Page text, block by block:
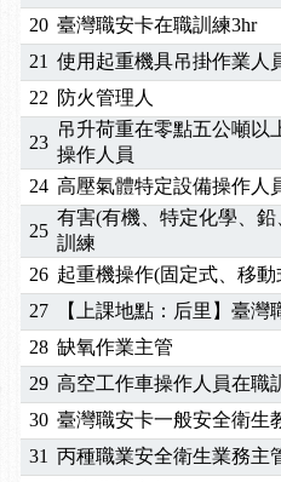
2026/07/15【免費研習】115
2026/07/08【中心公告】因應
2026/05/06【產業人才投資】
2026/04/24【製程安全評估人
2025/11/11 【中心公告】颱風
2025/11/10【中心公告】因應
2025/10/30【進修課程】
2025/08/20【進修課程】SDS
2025/08/12【中心公告】因應
2025/07/06【中心公告】颱風
2025/06/06【進修課程】～～
2025/05/29【進修課程】前導
2025/04/28【進修課程】要怎
2025/01/21「高壓氣體製造安
訓測驗
2025/01/15【線上課程】碳中
2026/07/15【免費研習】115
20 臺灣職安卡在職訓練3hr
21 使用起重機具吊掛作業人
22 防火管理人
23
吊升荷重在零點五公噸以
操作人員
24 高壓氣體特定設備操作人
25
有害(有機、特定化學、
訓練
26 起重機操作(固定式、移
27 【上課地點：后里】臺
28 缺氧作業主管
29 高空工作車操作人員在職
30 臺灣職安卡一般安全衛生
31 丙種職業安全衛生業務主